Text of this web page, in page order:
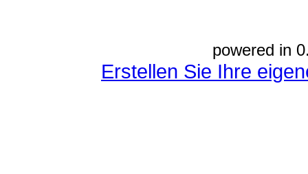
powered in
Erstellen Sie Ihre